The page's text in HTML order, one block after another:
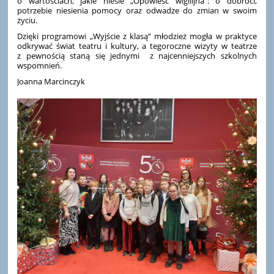
potrzebie niesienia pomocy oraz odwadze do zmian w swoim
życiu.
Dzięki programowi „Wyjście z klasą” młodzież mogła w praktyce
odkrywać świat teatru i kultury, a tegoroczne wizyty w teatrze
z pewnością staną się jednymi z najcenniejszych szkolnych
wspomnień.
Joanna Marcinczyk